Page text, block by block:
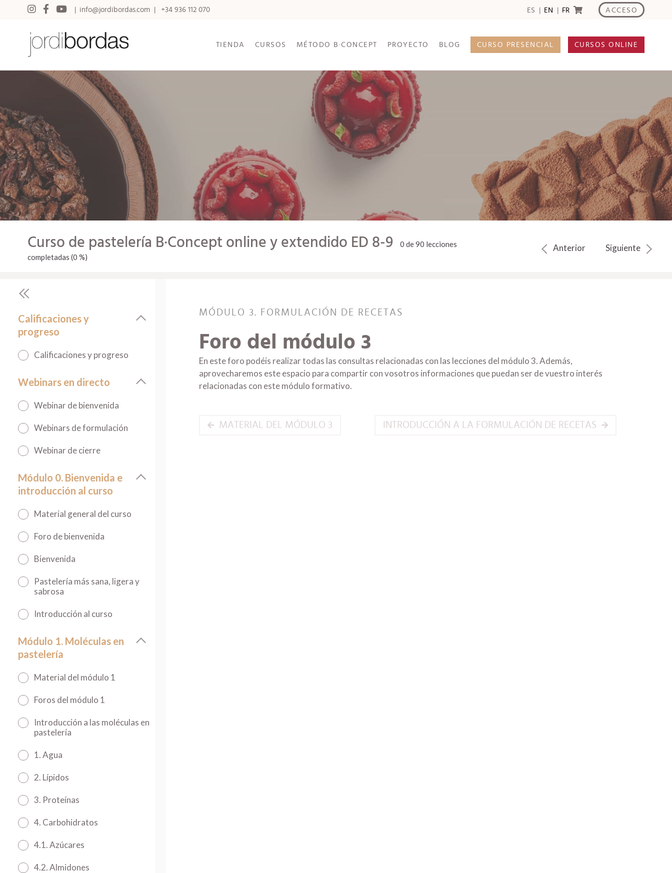
info@jordibordas.com +34 936 112 070 ES EN FR ACCESO
TIENDA CURSOS MÉTODO B·CONCEPT PROYECTO BLOG CURSO PRESENCIAL CURSOS ONLINE
Curso de pastelería B·Concept online y extendido ED 8-9
0 de 90 lecciones
completadas (0 %)
Anterior Siguiente
Calificaciones y
progreso
Calificaciones y progreso
Webinars en directo
Webinar de bienvenida
Webinars de formulación
Webinar de cierre
Módulo 0. Bienvenida e
introducción al curso
Material general del curso
Foro de bienvenida
Bienvenida
Pastelería más sana, ligera y
sabrosa
Introducción al curso
Módulo 1. Moléculas en
pastelería
Material del módulo 1
Foros del módulo 1
Introducción a las moléculas en
pastelería
1. Agua
2. Lípidos
3. Proteínas
4. Carbohidratos
4.1. Azúcares
4.2. Almidones
MÓDULO 3. FORMULACIÓN DE RECETAS
Foro del módulo 3
En este foro podéis realizar todas las consultas relacionadas con las lecciones del módulo 3. Además,
aprovecharemos este espacio para compartir con vosotros informaciones que puedan ser de vuestro interés
relacionadas con este módulo formativo.
MATERIAL DEL MÓDULO 3 INTRODUCCIÓN A LA FORMULACIÓN DE RECETAS